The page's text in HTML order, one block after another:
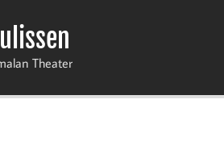
Theater